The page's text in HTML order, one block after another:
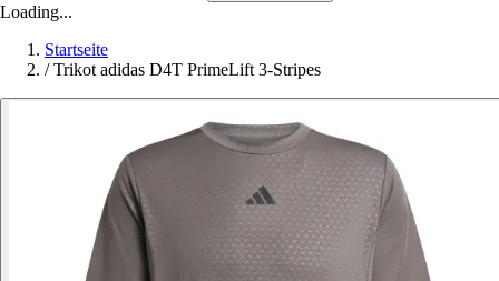
Loading...
Startseite
/ Trikot adidas D4T PrimeLift 3-Stripes